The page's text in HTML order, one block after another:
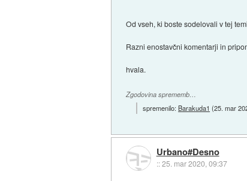
Od vseh, ki boste sodelovali v tej
Razni enostavčni komentarji in
hvala.
Zgodovina sprememb…
spremenilo:Barakuda1 (25. mar
Urbano#Desno
::25. mar 2020, 09:37